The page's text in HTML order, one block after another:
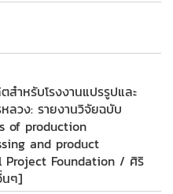
ำหรับโรงงานแปรรูปและ
วง: รายงานวิจัยฉบับ
of production
and product
Project Foundation / ศิริ
ๆ]